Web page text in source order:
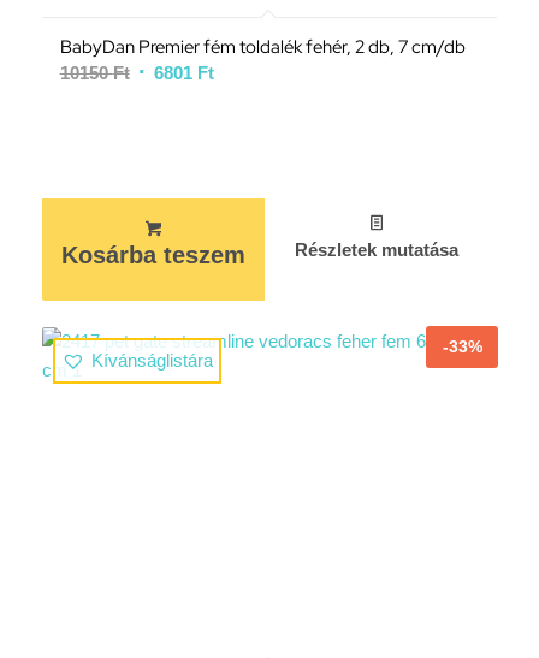
BabyDan Premier fém toldalék fehér, 2 db, 7 cm/db
10150Ft 6801 Ft
Kosárba teszem Részletek mutatása
Kívánságlistára
-33%